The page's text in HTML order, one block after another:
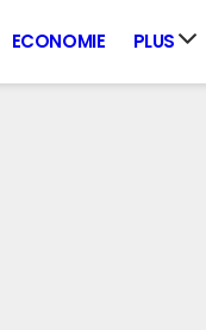
ECONOMIE PLUS